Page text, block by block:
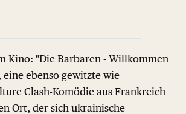
Kino: "Die Barbaren - Willkommen
ebenso gewitzte wie
Clash-Komödie aus Frankreich
Ort, der sich ukrainische